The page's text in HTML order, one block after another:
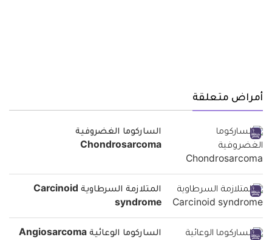
أمراض متعلقة
الساركوما الغضروفية
Chondrosarcoma
المتلازمة السرطاوية Carcinoid
syndrome
الساركوما الوعائية Angiosarcoma